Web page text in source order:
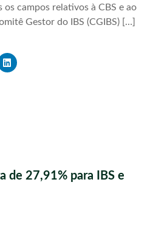
campos relativos à CBS e ao
Gestor do IBS (CGIBS) […]
de 27,91% para IBS e